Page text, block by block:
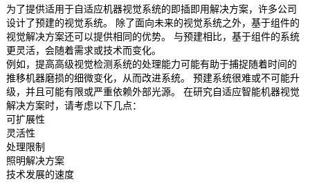
为了提供适用于自适应机器视觉系统的即插即用解决方案，许多公司
设计了预建的视觉系统。 除了面向未来的视觉系统之外，基于组件的
视觉解决方案还可以提供相同的优势。 与预建相比，基于组件的系统
更灵活，会随着需求或技术而变化。
例如，提高高级视觉检测系统的处理能力可能有助于捕捉随着时间的
推移机器磨损的细微变化，从而改进系统。 预建系统很难或不可能升
级，并且可能有限或严重依赖外部光源。 在研究自适应智能机器视觉
解决方案时，请考虑以下几点：
可扩展性
灵活性
处理限制
照明解决方案
技术发展的速度